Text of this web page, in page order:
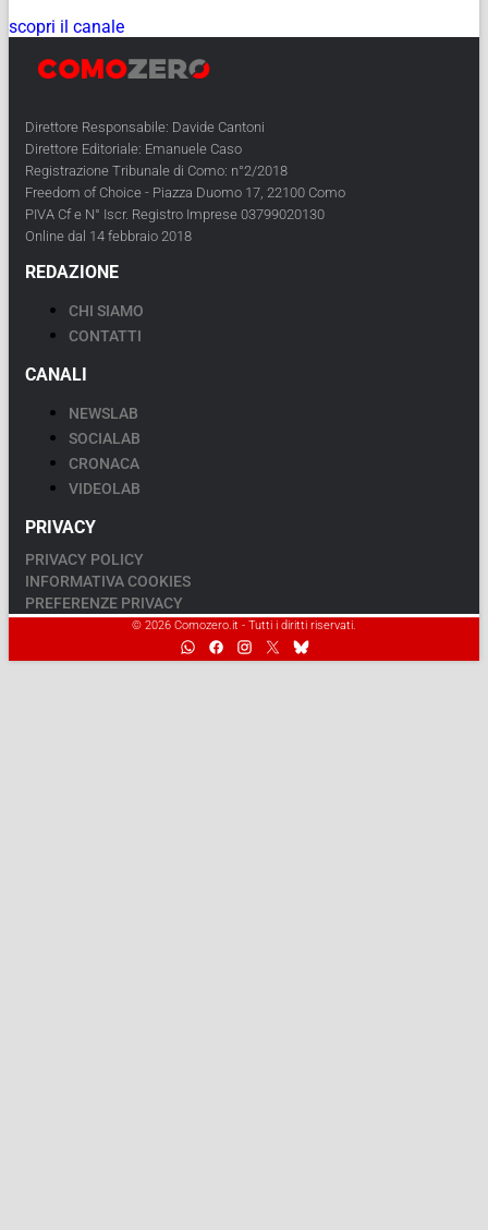
scopri il canale
Direttore Responsabile: Davide Cantoni
Direttore Editoriale: Emanuele Caso
Registrazione Tribunale di Como: n°2/2018
Freedom of Choice - Piazza Duomo 17, 22100 Como
PIVA Cf e N° Iscr. Registro Imprese 03799020130
Online dal 14 febbraio 2018
REDAZIONE
CHI SIAMO
CONTATTI
CANALI
NEWSLAB
SOCIALAB
CRONACA
VIDEOLAB
PRIVACY
PRIVACY POLICY
INFORMATIVA COOKIES
PREFERENZE PRIVACY
© 2026 Comozero.it - Tutti i diritti riservati.